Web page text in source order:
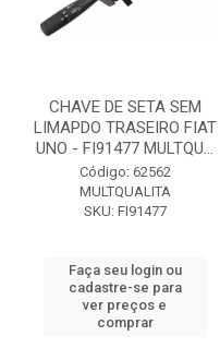
CHAVE DE SETA SEM
LIMAPDO TRASEIRO FIAT
UNO - FI91477 MULTQU...
Código: 62562
MULTQUALITA
SKU: FI91477
Faça seu login ou
cadastre-se para
ver preços e
comprar